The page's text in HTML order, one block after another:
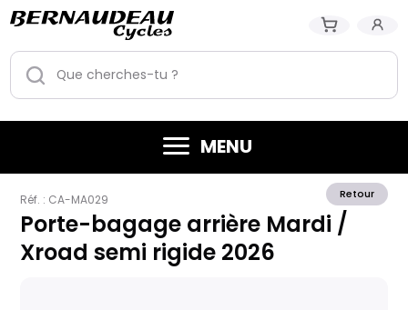
MENU
Retour
Réf. : CA-MA029
Porte-bagage arrière Mardi /
Xroad semi rigide 2026